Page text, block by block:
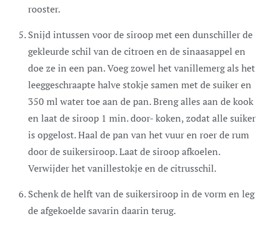
rooster.
Snijd intussen voor de siroop met een dunschiller de
gekleurde schil van de citroen en de sinaasappel en
doe ze in een pan. Voeg zowel het vanillemerg als het
leeggeschraapte halve stokje samen met de suiker en
350 ml water toe aan de pan. Breng alles aan de kook
en laat de siroop 1 min. door- koken, zodat alle suiker
is opgelost. Haal de pan van het vuur en roer de rum
door de suikersiroop. Laat de siroop afkoelen.
Verwijder het vanillestokje en de citrusschil.
Schenk de helft van de suikersiroop in de vorm en leg
de afgekoelde savarin daarin terug.